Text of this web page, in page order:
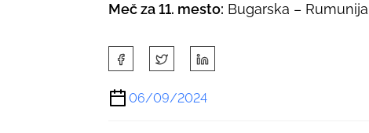
Meč za 11. mesto: Bugarska – Rumunija
h
a
r
06/09/2024